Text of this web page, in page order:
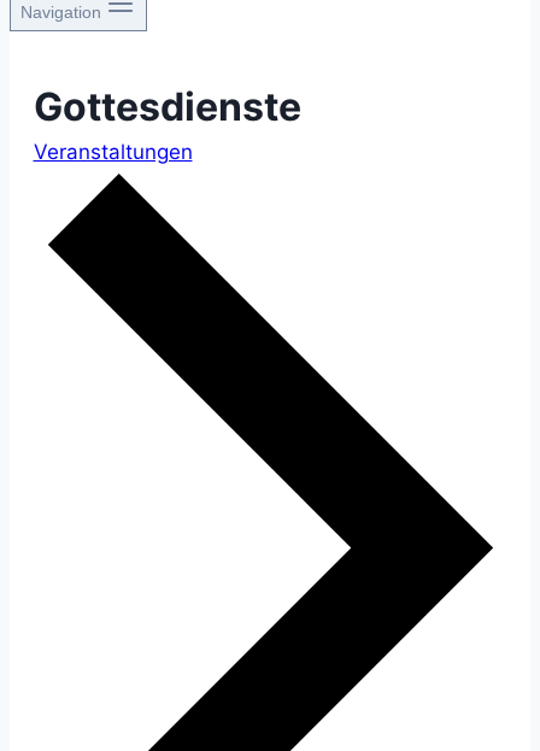
Navigation
Gottesdienste
Veranstaltungen